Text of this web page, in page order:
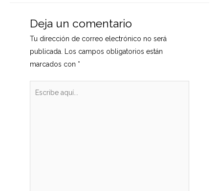
Deja un comentario
Tu dirección de correo electrónico no será
publicada.
Los campos obligatorios están
marcados con *